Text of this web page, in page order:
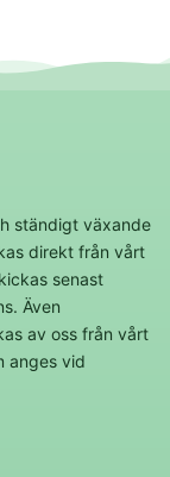
ständigt växande
direkt från vårt
senast
Även
av oss från vårt
anges vid